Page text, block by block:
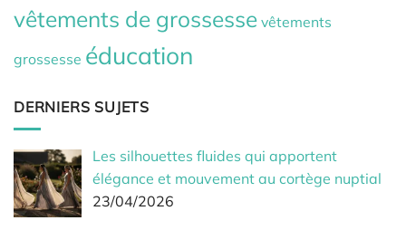
vêtements de grossesse vêtements
grossesse éducation
DERNIERS SUJETS
Les silhouettes fluides qui apportent
élégance et mouvement au cortège nuptial
23/04/2026